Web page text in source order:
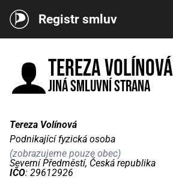
Registr smluv
Tereza Volínová
Jiná smluvní strana
Tereza Volínová
Podnikající fyzická osoba
(zobrazujeme pouze obec)
Severní Předměstí, Česká republika
IČO: 29612926